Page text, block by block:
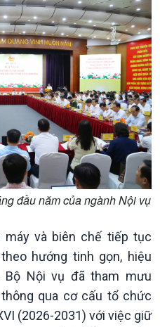
Thế giới
Tin thế giới
Hồ sơ sự kiện quốc tế
Thế giới & Việt Nam
Biên cương - Một dải vững
bền
đầu năm của ngành Nội vụ
và biên chế tiếp tục
hướng tinh gọn, hiệu
Bộ Nội vụ đã tham mưu
qua cơ cấu tổ chức
(2026-2031) với việc giữ